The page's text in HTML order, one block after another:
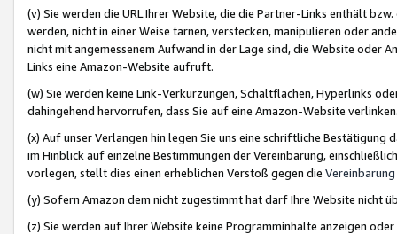
(v) Sie werden die URL Ihrer Website, die die Partner-Links enthält
werden, nicht in einer Weise tarnen, verstecken, manipulieren oder
nicht mit angemessenem Aufwand in der Lage sind, die Website oder
Links eine Amazon-Website aufruft.
(w) Sie werden keine Link-Verkürzungen, Schaltflächen, Hyperlinks
dahingehend hervorrufen, dass Sie auf eine Amazon-Website
(x) Auf unser Verlangen hin legen Sie uns eine schriftliche
im Hinblick auf einzelne Bestimmungen der Vereinbarung,
vorlegen, stellt dies einen erheblichen Verstoß gegen die Vereinbarung
(y) Sofern Amazon dem nicht zugestimmt hat darf Ihre Website nicht
(z) Sie werden auf Ihrer Website keine Programminhalte anzeigen